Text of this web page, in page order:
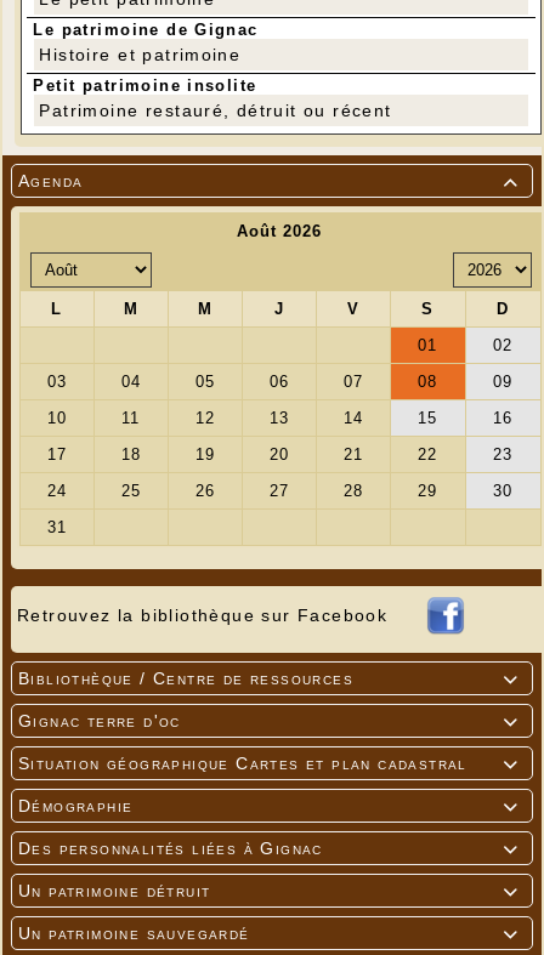

Agenda
Retrouvez la bibliothèque sur Facebook

Bibliothèque / Centre de ressources

Gignac terre d'oc

Situation géographique Cartes et plan cadastral

Démographie

Des personnalités liées à Gignac

Un patrimoine détruit

Un patrimoine sauvegardé
Merci, Claude, pour cette info drôle et surprenante !
Le patrimoine de Gignac
Histoire et patrimoine
Petit patrimoine insolite
Patrimoine restauré, détruit ou récent